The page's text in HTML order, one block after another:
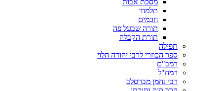
מסכת אבות
תלמוד
חכמים
תורה שבעל פה
תורת הקבלה
תפילה
ספר הכוזרי לרבי יהודה הלוי
רמב"ם
רמח"ל
רבי נחמן מברסלב